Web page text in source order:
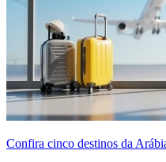
Confira cinco destinos da